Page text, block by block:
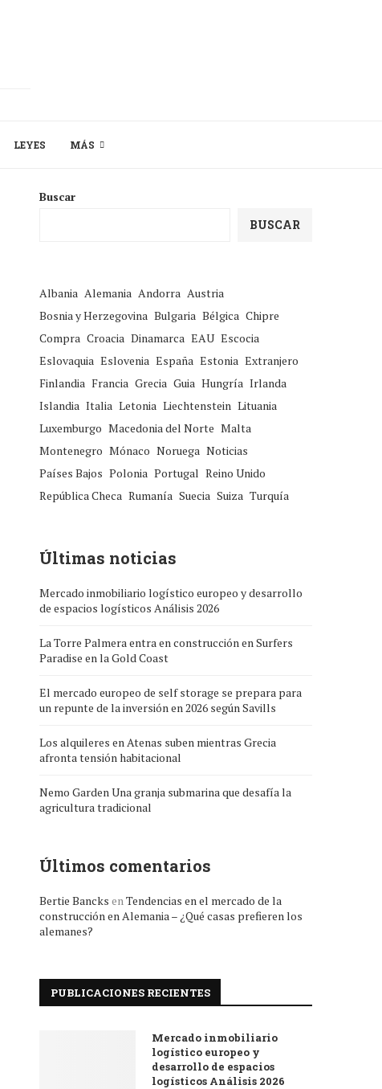
LEYES MÁS
Buscar
BUSCAR
Albania Alemania Andorra Austria
Bosnia y Herzegovina Bulgaria Bélgica Chipre
Compra Croacia Dinamarca EAU Escocia
Eslovaquia Eslovenia España Estonia Extranjero
Finlandia Francia Grecia Guia Hungría Irlanda
Islandia Italia Letonia Liechtenstein Lituania
Luxemburgo Macedonia del Norte Malta
Montenegro Mónaco Noruega Noticias
Países Bajos Polonia Portugal Reino Unido
República Checa Rumanía Suecia Suiza Turquía
Últimas noticias
Mercado inmobiliario logístico europeo y desarrollo
de espacios logísticos Análisis 2026
La Torre Palmera entra en construcción en Surfers
Paradise en la Gold Coast
El mercado europeo de self storage se prepara para
un repunte de la inversión en 2026 según Savills
Los alquileres en Atenas suben mientras Grecia
afronta tensión habitacional
Nemo Garden Una granja submarina que desafía la
agricultura tradicional
Últimos comentarios
Bertie Bancks enTendencias en el mercado de la
construcción en Alemania – ¿Qué casas prefieren los
alemanes?
PUBLICACIONES RECIENTES
Mercado inmobiliario
logístico europeo y
desarrollo de espacios
logísticos Análisis 2026